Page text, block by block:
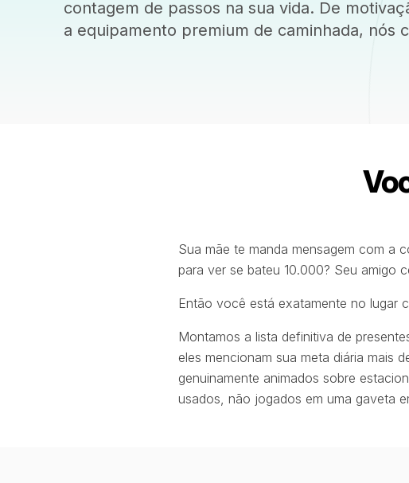
contagem de passos na sua vida. De
a equipamento premium de caminhada, nós
Sua mãe te manda mensagem com a
para ver se bateu 10.000? Seu amigo
Então você está exatamente no lugar
Montamos a lista definitiva de
eles mencionam sua meta diária mais
genuinamente animados sobre
usados, não jogados em uma gaveta